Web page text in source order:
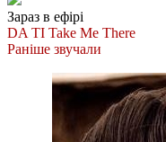
Зараз в ефірі
DA TI Take Me There
Раніше звучали